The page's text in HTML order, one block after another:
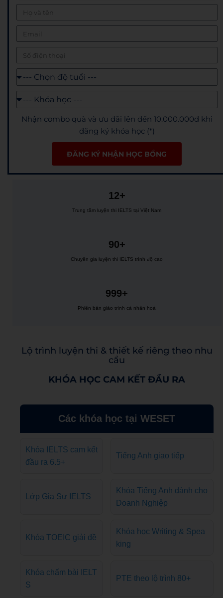
Nhận combo quà và ưu đãi lên đến 10.000.000đ khi
đăng ký khóa học (*)
ĐĂNG KÝ NHẬN HỌC BỔNG
12+
Trung tâm luyện thi IELTS tại Việt Nam
90+
Chuyên gia luyện thi IELTS trình độ cao
999+
Phiên bản giáo trình cá nhân hoá
Lộ trình luyện thi & thiết kế riêng theo nhu
cầu
KHÓA HỌC CAM KẾT ĐẦU RA
Các khóa học tại WESET
Khóa IELTS cam kết
đầu ra 6.5+
Tiếng Anh giao tiếp
Lớp Gia Sư IELTS
Khóa Tiếng Anh dành cho
Doanh Nghiệp
Khóa TOEIC giải đề
Khóa học Writing & Spea
king
Khóa chấm bài IELT
S
PTE theo lộ trình 80+